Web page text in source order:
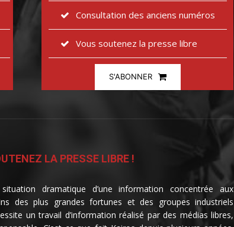
Consultation des anciens numéros
Vous soutenez la presse libre
S'ABONNER
LA PRESSE LIBRE !
dramatique d’une information concentrée aux
des plus grandes fortunes et des groupes industriels
un travail d’information réalisé par des médias libres,